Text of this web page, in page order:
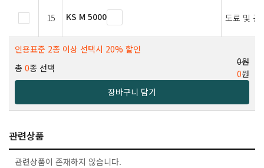
15 KS M 5000 도료 및 관
인용표준 2종 이상 선택시 20% 할인
총 0종 선택
0원
0원
장바구니 담기
관련상품
관련상품이 존재하지 않습니다.